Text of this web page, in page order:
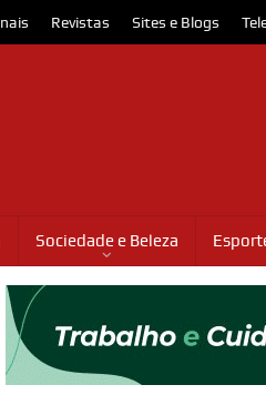
Revistas Sites e Blogs
Sociedade e Beleza